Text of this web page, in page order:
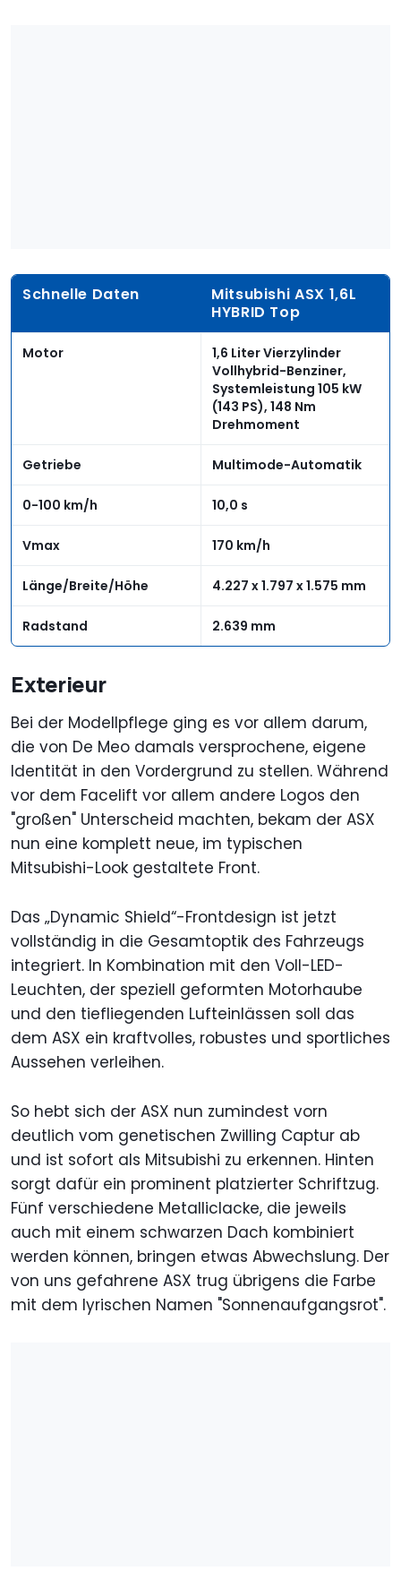
Schnelle Daten
Mitsubishi ASX 1,6L
HYBRID Top
Motor
1,6 Liter Vierzylinder
Vollhybrid-Benziner,
Systemleistung 105 kW
(143 PS), 148 Nm
Drehmoment
Getriebe Multimode-Automatik
0-100 km/h 10,0 s
Vmax 170 km/h
Länge/Breite/Höhe 4.227 x 1.797 x 1.575 mm
Radstand 2.639 mm
Exterieur
Bei der Modellpflege ging es vor allem darum,
die von De Meo damals versprochene, eigene
Identität in den Vordergrund zu stellen. Während
vor dem Facelift vor allem andere Logos den
"großen" Unterscheid machten, bekam der ASX
nun eine komplett neue, im typischen
Mitsubishi-Look gestaltete Front.
Das „Dynamic Shield“-Frontdesign ist jetzt
vollständig in die Gesamtoptik des Fahrzeugs
integriert. In Kombination mit den Voll-LED-
Leuchten, der speziell geformten Motorhaube
und den tiefliegenden Lufteinlässen soll das
dem ASX ein kraftvolles, robustes und sportliches
Aussehen verleihen.
So hebt sich der ASX nun zumindest vorn
deutlich vom genetischen Zwilling Captur ab
und ist sofort als Mitsubishi zu erkennen. Hinten
sorgt dafür ein prominent platzierter Schriftzug.
Fünf verschiedene Metalliclacke, die jeweils
auch mit einem schwarzen Dach kombiniert
werden können, bringen etwas Abwechslung. Der
von uns gefahrene ASX trug übrigens die Farbe
mit dem lyrischen Namen "Sonnenaufgangsrot".